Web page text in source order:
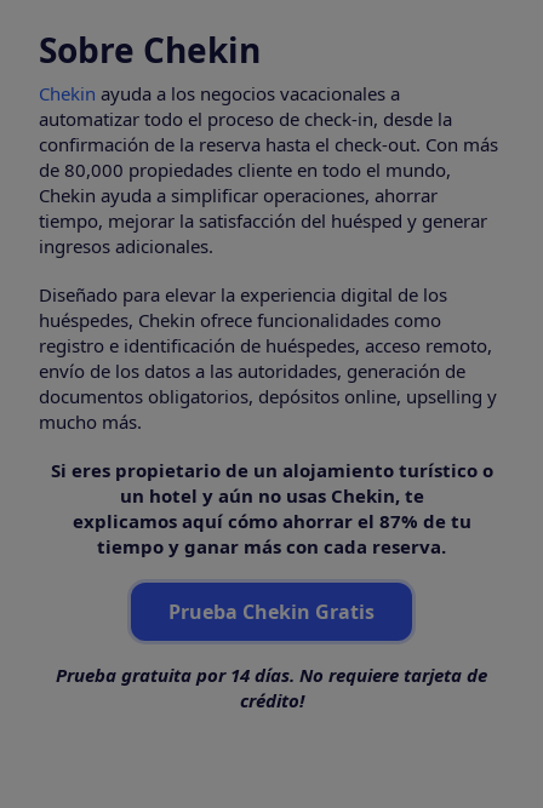
Sobre Chekin
Chekin ayuda a los negocios vacacionales a
automatizar todo el proceso de check-in, desde la
confirmación de la reserva hasta el check-out. Con más
de 80,000 propiedades cliente en todo el mundo,
Chekin ayuda a simplificar operaciones, ahorrar
tiempo, mejorar la satisfacción del huésped y generar
ingresos adicionales.
Diseñado para elevar la experiencia digital de los
huéspedes, Chekin ofrece funcionalidades como
registro e identificación de huéspedes, acceso remoto,
envío de los datos a las autoridades, generación de
documentos obligatorios, depósitos online, upselling y
mucho más.
Si eres propietario de un alojamiento turístico o
un hotel y aún no usas Chekin, te
explicamos aquí cómo ahorrar el 87% de tu
tiempo y ganar más con cada reserva.
Prueba Chekin Gratis
Prueba gratuita por 14 días. No requiere tarjeta de
crédito!